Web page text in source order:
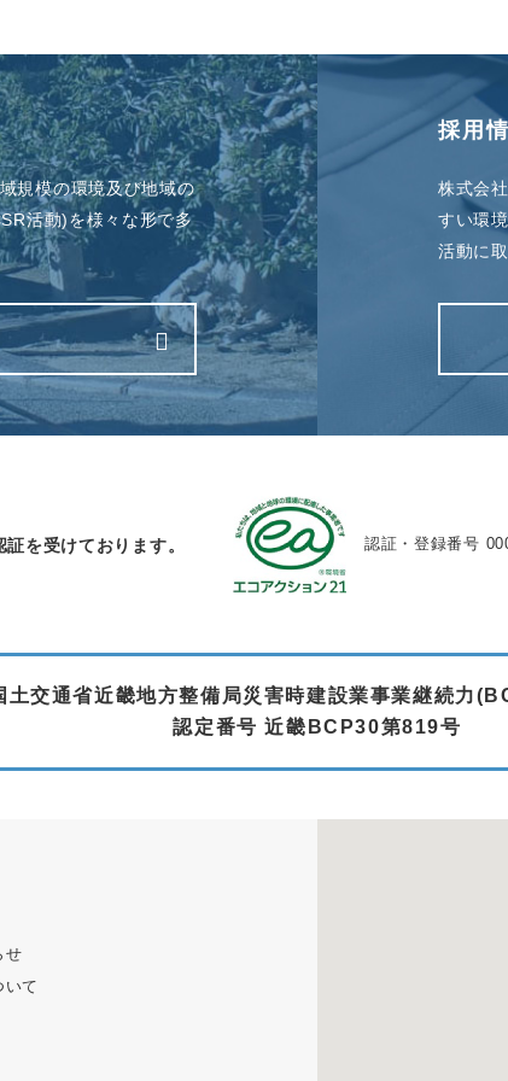
規模の環境及び地域の
活動)を様々な形で多
採用
株式会
すい環
活動に
を受けております。
認証・登録番号
土交通省近畿地方整備局災害時建設業事業継続力
認定番号 近畿BCP30第819号
せ
いて